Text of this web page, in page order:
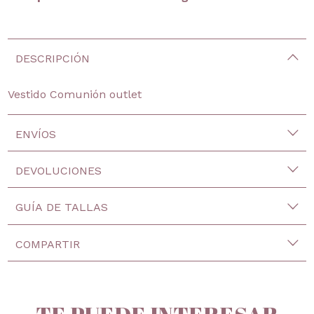
DESCRIPCIÓN
Vestido Comunión outlet
ENVÍOS
DEVOLUCIONES
GUÍA DE TALLAS
COMPARTIR